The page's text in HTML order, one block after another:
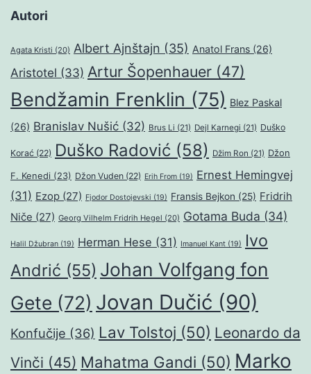
Autori
Agata Kristi (20) Albert Ajnštajn (35) Anatol Frans (26)
Aristotel (33) Artur Šopenhauer (47)
Bendžamin Frenklin (75) Blez Paskal
(26) Branislav Nušić (32) Brus Li (21) Dejl Karnegi (21) Duško
Korać (22) Duško Radović (58) Džim Ron (21) Džon
F. Kenedi (23) Džon Vuden (22) Erih From (19) Ernest Hemingvej
(31) Ezop (27) Fjodor Dostojevski (19) Fransis Bejkon (25) Fridrih
Niče (27) Georg Vilhelm Fridrih Hegel (20) Gotama Buda (34)
Halil Džubran (19) Herman Hese (31) Imanuel Kant (19)
Ivo
Andrić (55) Johan Volfgang fon
Gete (72) Jovan Dučić (90)
Konfučije (36) Lav Tolstoj (50) Leonardo da
Vinči (45) Mahatma Gandi (50) Marko